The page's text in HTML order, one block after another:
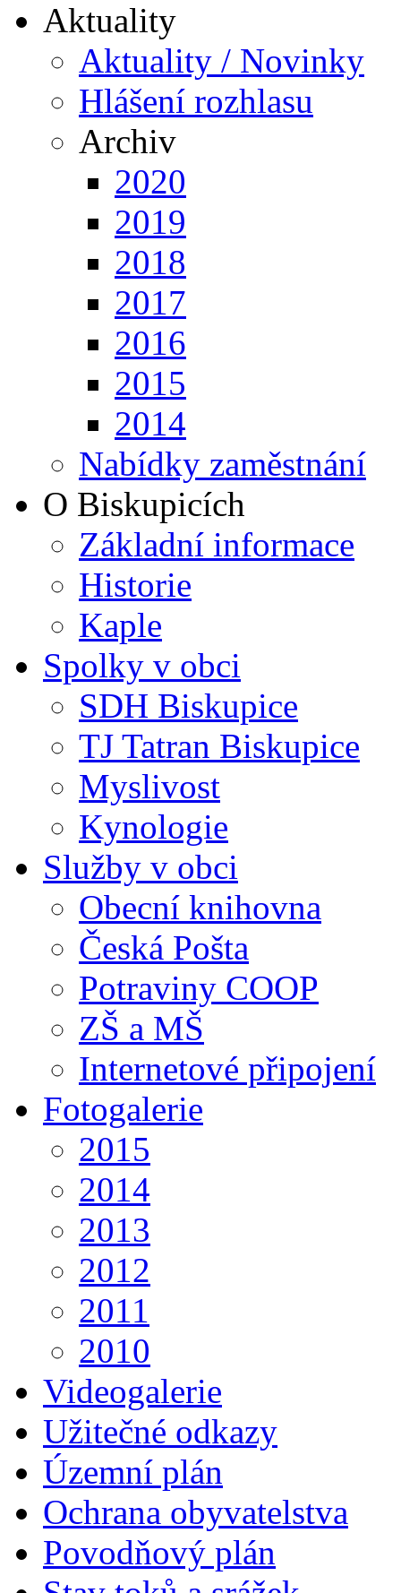
Aktuality
Aktuality / Novinky
Hlášení rozhlasu
Archiv
2020
2019
2018
2017
2016
2015
2014
Nabídky zaměstnání
O Biskupicích
Základní informace
Historie
Kaple
Spolky v obci
SDH Biskupice
TJ Tatran Biskupice
Myslivost
Kynologie
Služby v obci
Obecní knihovna
Česká Pošta
Potraviny COOP
ZŠ a MŠ
Internetové připojení
Fotogalerie
2015
2014
2013
2012
2011
2010
Videogalerie
Užitečné odkazy
Územní plán
Ochrana obyvatelstva
Povodňový plán